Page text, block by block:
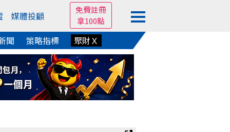
媒體投顧
免費註冊
拿100點
聞 策略指標 聚財Ｘ